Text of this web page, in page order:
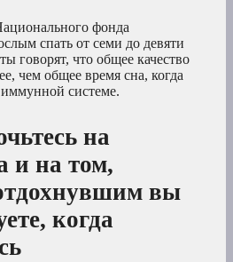
фонда
спать от семи до девяти
говорят, что общее качество
чем общее время сна, когда
системе.
на
и на том,
вы
когда